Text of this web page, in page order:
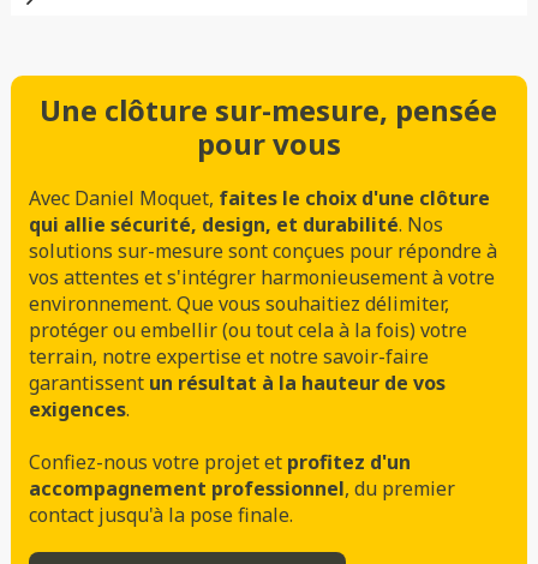
Une clôture sur-mesure, pensée
pour vous
Avec Daniel Moquet, faites le choix d'une clôture
qui allie sécurité, design, et durabilité. Nos
solutions sur-mesure sont conçues pour répondre à
vos attentes et s'intégrer harmonieusement à votre
environnement. Que vous souhaitiez délimiter,
protéger ou embellir (ou tout cela à la fois) votre
terrain, notre expertise et notre savoir-faire
garantissent un résultat à la hauteur de vos
exigences.
Confiez-nous votre projet et profitez d'un
accompagnement professionnel, du premier
contact jusqu'à la pose finale.